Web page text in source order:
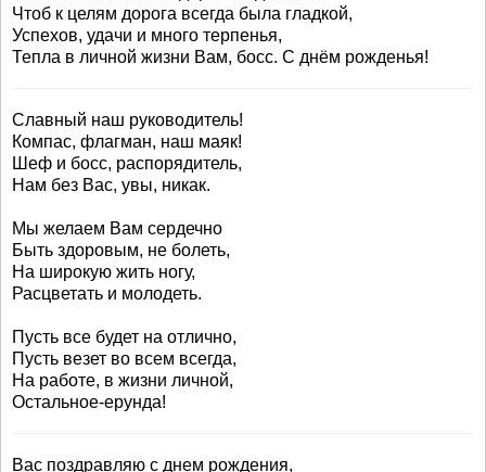
Чтоб к целям дорога всегда была гладкой,
Успехов, удачи и много терпенья,
Тепла в личной жизни Вам, босс. С днём рожденья!
Славный наш руководитель!
Компас, флагман, наш маяк!
Шеф и босс, распорядитель,
Нам без Вас, увы, никак.
Мы желаем Вам сердечно
Быть здоровым, не болеть,
На широкую жить ногу,
Расцветать и молодеть.
Пусть все будет на отлично,
Пусть везет во всем всегда,
На работе, в жизни личной,
Остальное-ерунда!
Вас поздравляю с днем рождения,